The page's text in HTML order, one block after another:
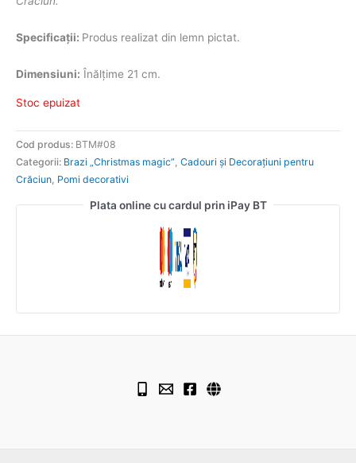
Specificații: Produs realizat din lemn pictat.
Dimensiuni: Înălțime 21 cm.
Stoc epuizat
Cod produs: BTM#08
Categorii: Brazi „Christmas magic” Cadouri și Decorațiuni pentru
Crăciun Pomi decorativi
Plata online cu cardul prin iPay BT